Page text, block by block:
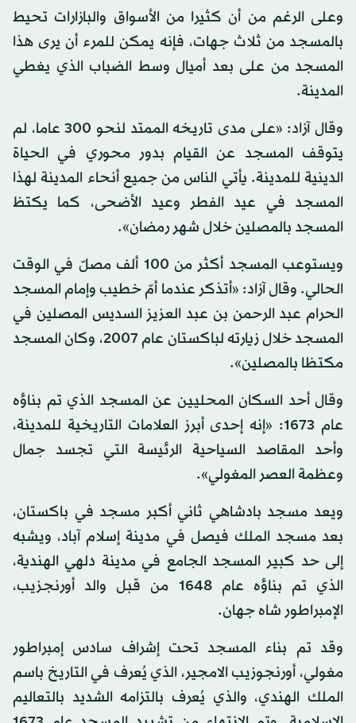
وعلى الرغم من أن كثيرا من الأسواق والبازارات تحيط
بالمسجد من ثلاث جهات، فإنه يمكن للمرء أن يرى هذا
المسجد من على بعد أميال وسط الضباب الذي يغطي
المدينة.
وقال آزاد: «على مدى تاريخه الممتد لنحو 300 عاما، لم
يتوقف المسجد عن القيام بدور محوري في الحياة
الدينية للمدينة. يأتي الناس من جميع أنحاء المدينة لهذا
المسجد في عيد الفطر وعيد الأضحى، كما يكتظ
المسجد بالمصلين خلال شهر رمضان».
ويستوعب المسجد أكثر من 100 ألف مصلّ في الوقت
الحالي. وقال آزاد: «أتذكر عندما أمّ خطيب وإمام المسجد
الحرام عبد الرحمن بن عبد العزيز السديس المصلين في
المسجد خلال زيارته لباكستان عام 2007، وكان المسجد
مكتظا بالمصلين».
وقال أحد السكان المحليين عن المسجد الذي تم بناؤه
عام 1673: «إنه إحدى أبرز العلامات التاريخية للمدينة،
وأحد المقاصد السياحية الرئيسة التي تجسد جمال
وعظمة العصر المغولي».
ويعد مسجد بادشاهي ثاني أكبر مسجد في باكستان،
بعد مسجد الملك فيصل في مدينة إسلام آباد، ويشبه
إلى حد كبير المسجد الجامع في مدينة دلهي الهندية،
الذي تم بناؤه عام 1648 من قبل والد أورنجزيب،
الإمبراطور شاه جهان.
وقد تم بناء المسجد تحت إشراف سادس إمبراطور
مغولي، أورنجوزيب الامجير، الذي يُعرف في التاريخ باسم
الملك الهندي، والذي يُعرف بالتزامه الشديد بالتعاليم